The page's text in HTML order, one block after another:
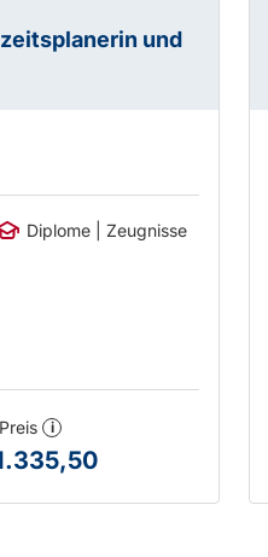
und
Diplome | Zeugnisse
i